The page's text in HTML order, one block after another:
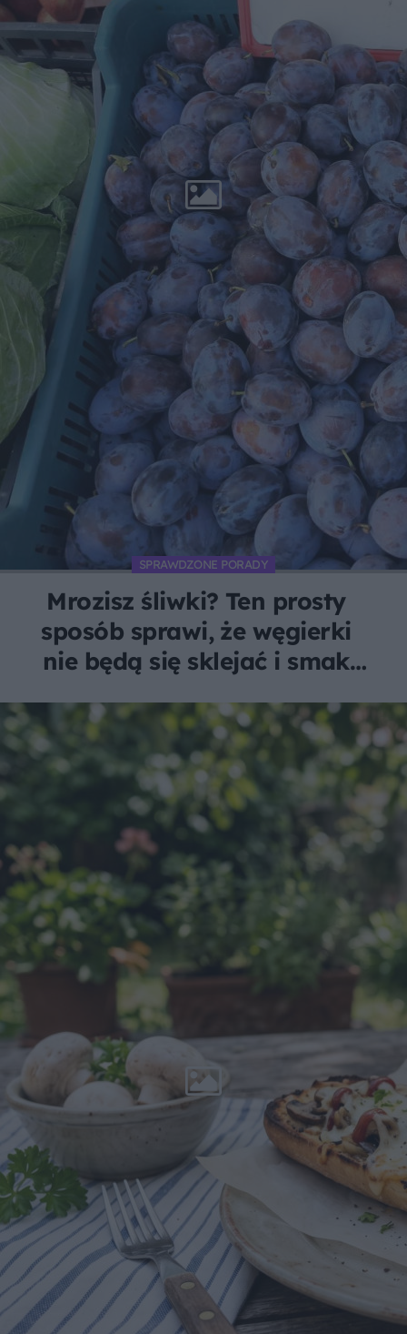
SPRAWDZONE PORADY
Mrozisz śliwki? Ten prosty
sposób sprawi, że węgierki
nie będą się sklejać i smak